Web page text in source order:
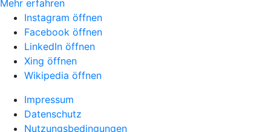
Mehr erfahren
Instagram öffnen
Facebook öffnen
LinkedIn öffnen
Xing öffnen
Wikipedia öffnen
Impressum
Datenschutz
Nutzungsbedingungen